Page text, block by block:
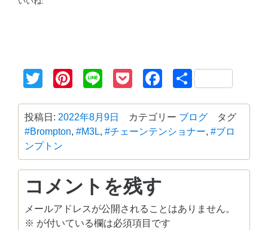
TwitterPinterest
Line PocketFacebook
共
投稿日: 2022年8月9日 カテゴリー ブログ
タグ
#Brompton, #M3L, #チェーンテンショナー, #ブロ
ンプトン
コメントを残す
メールアドレスが公開されることはありません。
※ が付いている欄は必須項目です